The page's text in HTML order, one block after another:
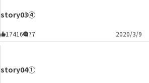
story03④
17416 77 2020/3/9
story04①